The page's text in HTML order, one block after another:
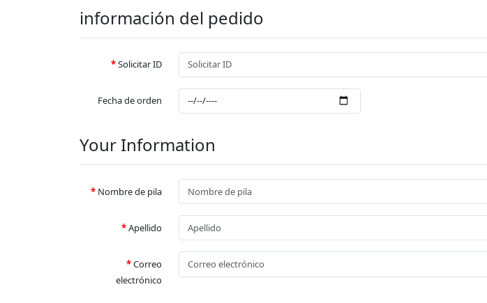
información del pedido
Solicitar ID
Fecha de orden
Your Information
Nombre de pila
Apellido
Correo
electrónico